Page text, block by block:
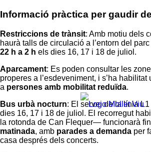
Informació pràctica per gaudir
Restriccions de trànsit: Amb motiu dels
haurà talls de circulació a l’entorn del
22 h a 2 h els dies 16, 17 i 18 de juliol.
Aparcament: Es poden consultar les
properes a l’esdeveniment, i s’ha
a persones amb mobilitat reduïda.
Bus urbà nocturn: El servei de la línia
dies 16, 17 i 18 de juliol. El recorregut
la rotonda de Can Flequer— funcionarà
matinada, amb parades a demanda per
casa després dels concerts.